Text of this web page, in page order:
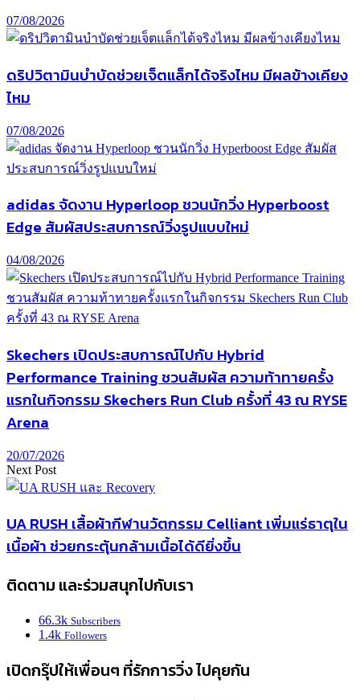
07/08/2026
ดริปวิตามินบำบัดช่วยเจ็ตแล็กได้จริงไหม มีผลข้างเคียง
ไหม
07/08/2026
adidas จัดงาน Hyperloop ชวนนักวิ่ง Hyperboost
Edge สัมผัสประสบการณ์วิ่งรูปแบบใหม่
04/08/2026
Skechers เปิดประสบการณ์ไปกับ Hybrid
Performance Training ชวนสัมผัส ความท้าทายครั้ง
แรกในกิจกรรม Skechers Run Club ครั้งที่ 43 ณ RYSE
Arena
20/07/2026
Next Post
UA RUSH เสื้อผ้ากีฬานวัตกรรม Celliant เพิ่มแร่ธาตุใน
เนื้อผ้า ช่วยกระตุ้นกล้ามเนื้อได้ดียิ่งขึ้น
ติดตาม และร่วมสนุกไปกับเรา
66.3k Subscribers
1.4k Followers
เปิดกรุ๊ปให้เพื่อนๆ ที่รักการวิ่ง ไปคุยกัน